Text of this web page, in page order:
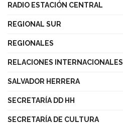
RADIO ESTACIÓN CENTRAL
REGIONAL SUR
REGIONALES
RELACIONES INTERNACIONALES
SALVADOR HERRERA
SECRETARÍA DD HH
SECRETARÍA DE CULTURA